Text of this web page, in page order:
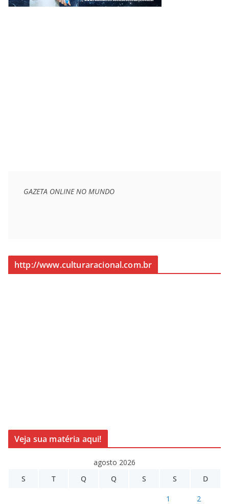
GAZETA ONLINE NO MUNDO
http://www.culturaracional.com.br
Veja sua matéria aqui!
agosto 2026
S
T Q Q S S D
1 2